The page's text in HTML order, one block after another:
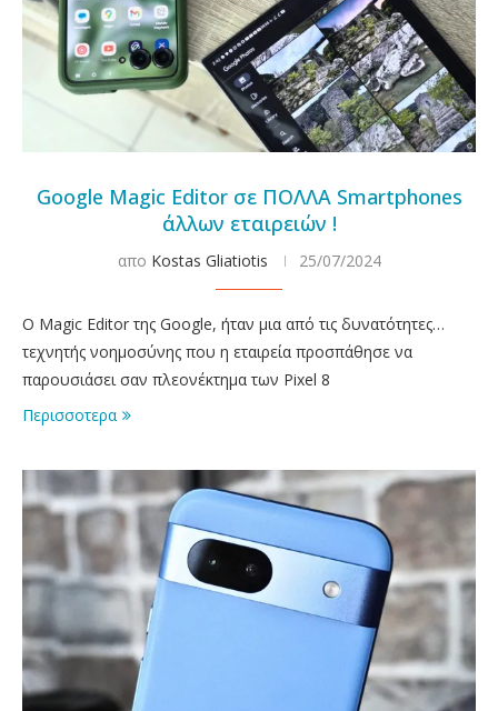
Google Magic Editor σε ΠΟΛΛΑ Smartphones
άλλων εταιρειών !
απο Kostas Gliatiotis 25/07/2024
Ο Magic Editor της Google, ήταν μια από τις δυνατότητες…
τεχνητής νοημοσύνης που η εταιρεία προσπάθησε να
παρουσιάσει σαν πλεονέκτημα των Pixel 8
Περισσοτερα